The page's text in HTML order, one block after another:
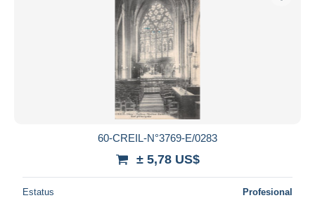
60-CREIL-N°3769-E/0283
± 5,78 US$
Estatus Profesional